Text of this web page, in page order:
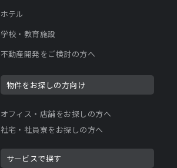
ホテル
学校・教育施設
不動産開発をご検討の方へ
物件をお探しの方向け
オフィス・店舗をお探しの方へ
社宅・社員寮をお探しの方へ
サービスで探す